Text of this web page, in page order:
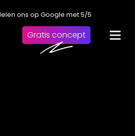
ons op Google met 5/5
Gratis concept